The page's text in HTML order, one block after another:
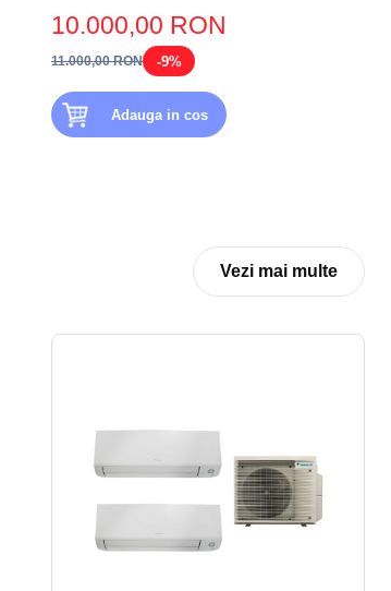
10.000,00 RON
11.000,00 RON -9%
Adauga in cos
Vezi mai multe